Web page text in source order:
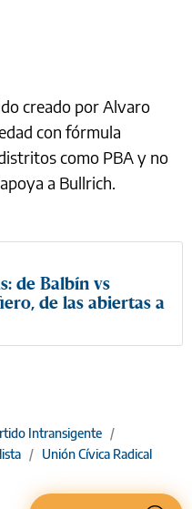
creado por Alvaro
con fórmula
como PBA y no
a Bullrich.
de Balbín vs
de las abiertas a
Intransigente /
/ Unión Cívica Radical